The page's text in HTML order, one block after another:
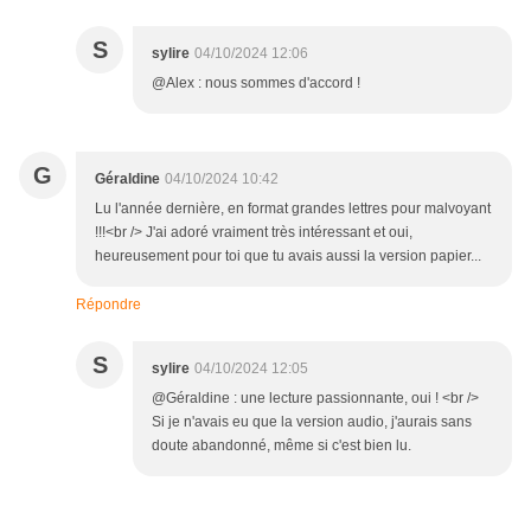
S sylire 04/10/2024 12:06
@Alex : nous sommes d'accord !
G Géraldine 04/10/2024 10:42
Lu l'année dernière, en format grandes lettres pour malvoyant
!!!<br /> J'ai adoré vraiment très intéressant et oui,
heureusement pour toi que tu avais aussi la version papier...
Répondre
S sylire 04/10/2024 12:05
@Géraldine : une lecture passionnante, oui ! <br />
Si je n'avais eu que la version audio, j'aurais sans
doute abandonné, même si c'est bien lu.